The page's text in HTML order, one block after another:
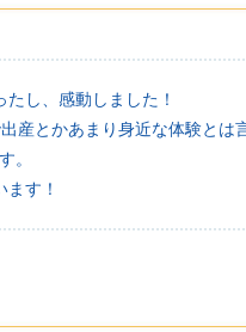
し、感動しました！
産とかあまり身近な体験とは
。
す！